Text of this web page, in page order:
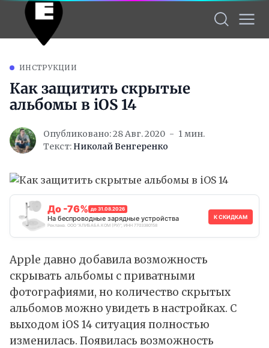
ИНСТРУКЦИИ
Как защитить скрытые
альбомы в iOS 14
Опубликовано: 28 Авг. 2020
1 мин.
Текст: Николай Венгеренко
До -76% до 31.08.2026
На беспроводные зарядные устройства
Реклама. ООО "АЛИБАБА.КОМ (РУ)", ИНН 7703380158
К СКИДКАМ
Apple давно добавила возможность
скрывать альбомы с приватными
фотографиями, но количество скрытых
альбомов можно увидеть в настройках. С
выходом iOS 14 ситуация полностью
изменилась. Появилась возможность